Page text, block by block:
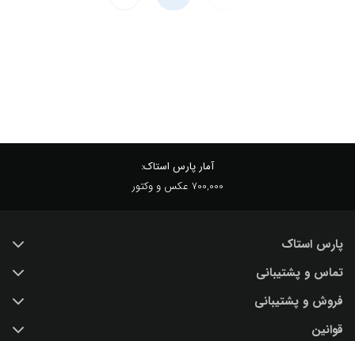
آمار پارس استاک:
700,000 عکس و وکتور
پارس استاک
خرید عکس با کیفیت
درباره ما
پرسش و پاسخ
تماس و پشتیبانی
تماس با ما
فروش و پشتیبانی
(IR) 021 28428845
قوانین